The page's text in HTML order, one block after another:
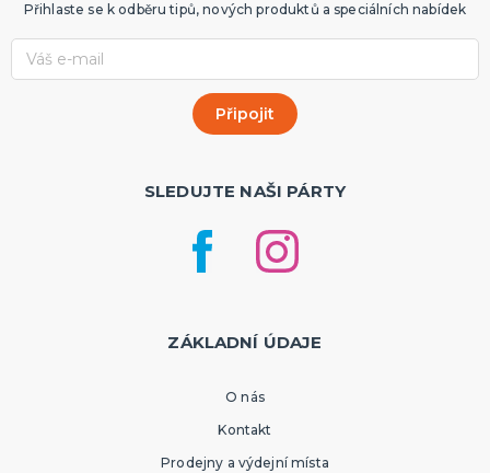
Přihlaste se k odběru tipů, nových produktů a speciálních nabídek
SLEDUJTE NAŠI PÁRTY
ZÁKLADNÍ ÚDAJE
O nás
Kontakt
Prodejny a výdejní místa